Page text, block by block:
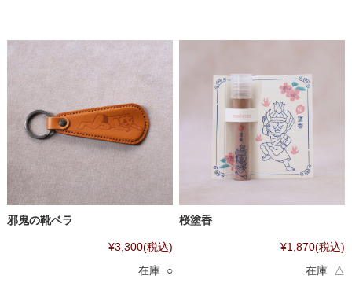
邪鬼の靴ベラ
¥3,300(税込)
在庫 ○
桜塗香
¥1,870(税込)
在庫 △